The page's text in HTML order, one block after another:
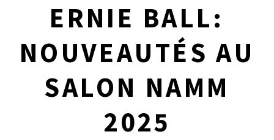
u
ERNIE BALL:
NOUVEAUTÉS AU
SALON NAMM
2025